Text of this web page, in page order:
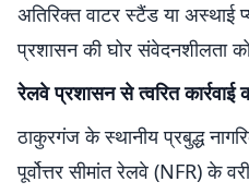
अतिरिक्त वाटर स्टैंड या अस्थाई
प्रशासन की घोर संवेदनशीलता को
रेलवे प्रशासन से त्वरित कार्रवाई
ठाकुरगंज के स्थानीय प्रबुद्ध
पूर्वोत्तर सीमांत रेलवे (NFR) के